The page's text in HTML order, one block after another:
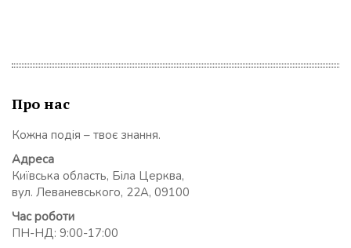
Про нас
Кожна подія – твоє знання.
Адреса
Київська область, Біла Церква,
вул. Леваневського, 22А, 09100
Час роботи
ПН-НД: 9:00-17:00